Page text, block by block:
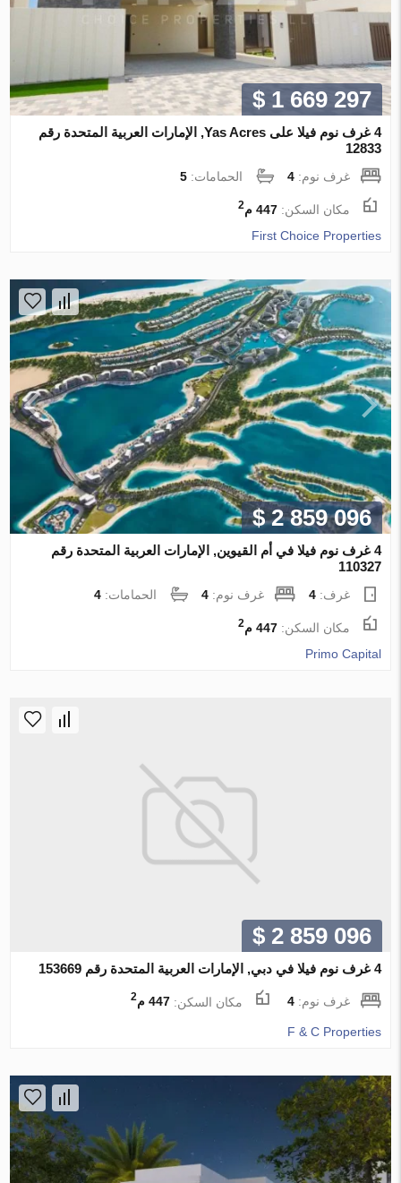
$ 1 669 297
4 غرف نوم فيلا على Yas Acres, الإمارات العربية المتحدة رقم
12833
غرف نوم:4 الحمامات:5
مكان السكن:447 م 2
First Choice Properties
$ 2 859 096
4 غرف نوم فيلا في أم القيوين, الإمارات العربية المتحدة رقم
110327
غرف:4 غرف نوم:4 الحمامات:4
مكان السكن:447 م 2
Primo Capital
$ 2 859 096
4 غرف نوم فيلا في دبي, الإمارات العربية المتحدة رقم 153669
غرف نوم:4 مكان السكن:447 م 2
F & C Properties